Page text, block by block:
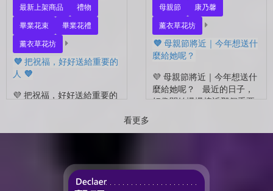
最新上架商品
禮物
畢業花束
畢業花禮
薰衣草花坊
💜 把祝福，好好送給重要的
人 💜
💜 把祝福，好好送給重要的
很多，準備往下一段生活前
母親節
康乃馨
薰衣草花坊
💜 母親節將近｜今年想送什
麼給她呢？
💜 母親節將近｜今年想送什
麼給她呢？ 最近的日子，
好像開始慢慢接近那個重要
看更多